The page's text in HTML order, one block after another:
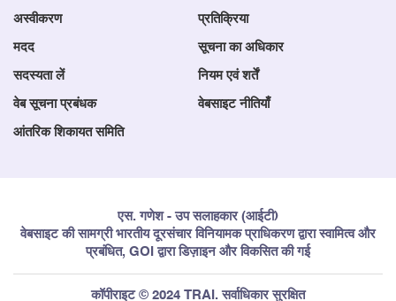
अस्वीकरण प्रतिक्रिया
मदद सूचना का अधिकार
सदस्यता लें नियम एवं शर्तें
वेब सूचना प्रबंधक वेबसाइट नीतियाँ
आंतरिक शिकायत समिति
एस. गणेश - उप सलाहकार (आईटी)
वेबसाइट की सामग्री भारतीय दूरसंचार विनियामक प्राधिकरण द्वारा स्वामित्व और
प्रबंधित, GOI द्वारा डिज़ाइन और विकसित की गई
कॉपीराइट © 2024 TRAI. सर्वाधिकार सुरक्षित